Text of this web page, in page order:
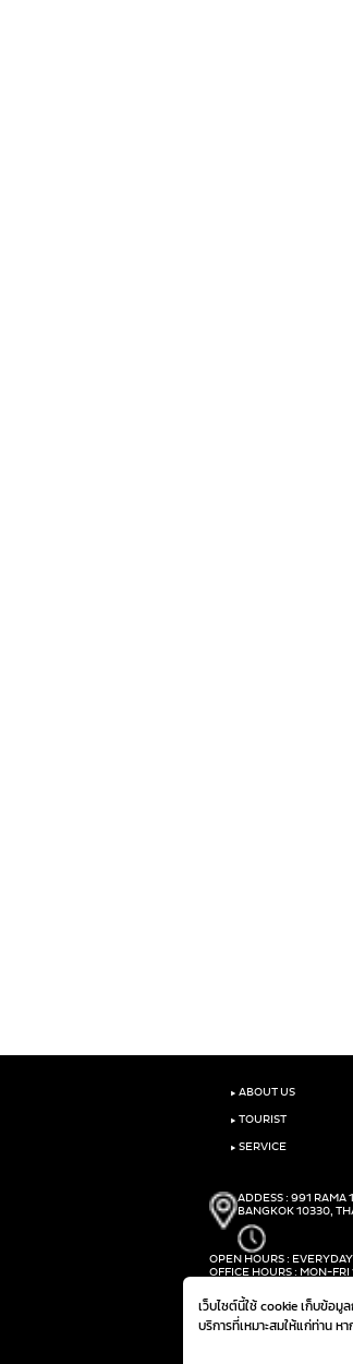
เว็บไซต์นี้ใช้ cookie เก็บข้อ
บริการที่เหมาะสมให้แก่ท่าน ห
‣ ABOUT US
‣ TOURIST
‣ SERVICE
ADDESS : 991 RAMA
BANGKOK 10330,
OPEN HOURS :
OFFICE HOURS : MON-
FAX :(+66)2-690-1000